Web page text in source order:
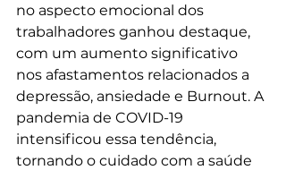
no aspecto emocional dos
trabalhadores ganhou destaque,
com um aumento significativo
nos afastamentos relacionados a
depressão, ansiedade e Burnout. A
pandemia de COVID-19
intensificou essa tendência,
tornando o cuidado com a saúde